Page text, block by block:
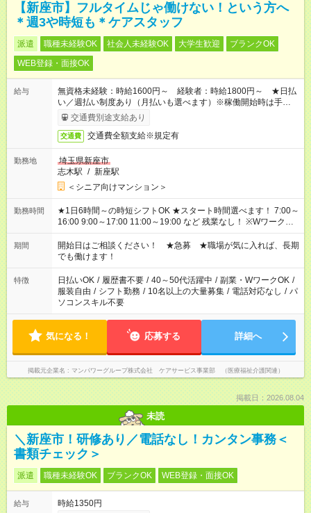
【新座市】フルタイムじゃ働けない！という方へ
＊週3や時短も＊ケアスタッフ
派遣 職種未経験OK 社会人未経験OK 大学生歓迎
ブランクOK
WEB登録・面接OK
給与
無資格未経験：時給1600円～ 経験者：時給1800円～ ★日払
い／週払い制度あり（月払いも選べます）※稼働開始時は手続き
完了次第のお支払いとなります。
交通費別途支給あり
交通費 交通費全額支給※規定有
勤務地
埼玉県新座市
志木駅 / 新座駅
＜シニア向けマンション＞
勤務時間
★1日6時間～の時短シフトOK ★スタート時間選べます！ 7:00～
16:00 9:00～17:00 11:00～19:00 など 残業なし！ ※Wワークの
場合、他のお仕事と合わせ週40時間超の就業はご案内できませ
ん ※法令に基づき、週20時間以上勤務は社会保険への加入対象
となります ※労働者派遣法（日雇い派遣の原則禁止）により、
短時間・短期間の就業はご案内が難しい場合があります
期間
開始日はご相談ください！ ★急募 ★職場が気に入れば、長期
でも働けます！
特徴 日払いOK / 履歴書不要 / 40～50代活躍中 / 副業・WワークOK /
服装自由 / シフト勤務 / 10名以上の大量募集 / 電話対応なし / パ
ソコンスキル不要
気になる！ 応募する 詳細へ
掲載元企業名 マンパワーグループ株式会社 ケアサービス事業部 （医療福祉介護関連）
掲載日：2026.08.04
未読
＼新座市！研修あり／電話なし！カンタン事務＜
書類チェック＞
派遣 職種未経験OK ブランクOK WEB登録・面接OK
給与
時給1350円